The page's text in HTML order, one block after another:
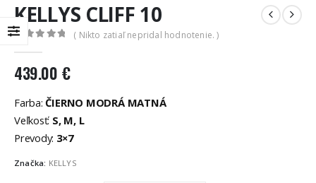
KELLYS CLIFF 10
( Nikto zatiaľ nepridal hodnotenie. )
439.00 €
Farba:ČIERNO MODRÁ MATNÁ
Veľkosť: S, M, L
Prevody: 3×7
Značka: KELLYS